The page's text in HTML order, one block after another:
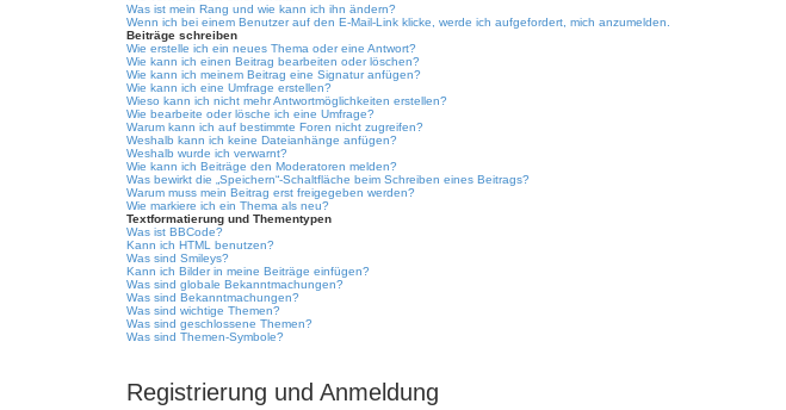
Was ist mein Rang und wie kann ich ihn ändern?
Wenn ich bei einem Benutzer auf den E-Mail-Link klicke, werde ich aufgefordert, mich anzumelden.
Beiträge schreiben
Wie erstelle ich ein neues Thema oder eine Antwort?
Wie kann ich einen Beitrag bearbeiten oder löschen?
Wie kann ich meinem Beitrag eine Signatur anfügen?
Wie kann ich eine Umfrage erstellen?
Wieso kann ich nicht mehr Antwortmöglichkeiten erstellen?
Wie bearbeite oder lösche ich eine Umfrage?
Warum kann ich auf bestimmte Foren nicht zugreifen?
Weshalb kann ich keine Dateianhänge anfügen?
Weshalb wurde ich verwarnt?
Wie kann ich Beiträge den Moderatoren melden?
Was bewirkt die „Speichern“-Schaltfläche beim Schreiben eines Beitrags?
Warum muss mein Beitrag erst freigegeben werden?
Wie markiere ich ein Thema als neu?
Textformatierung und Thementypen
Was ist BBCode?
Kann ich HTML benutzen?
Was sind Smileys?
Kann ich Bilder in meine Beiträge einfügen?
Was sind globale Bekanntmachungen?
Was sind Bekanntmachungen?
Was sind wichtige Themen?
Was sind geschlossene Themen?
Was sind Themen-Symbole?
Registrierung und Anmeldung